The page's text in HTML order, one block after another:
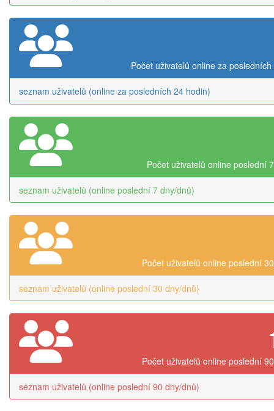
Počet uživatelů online za
seznam uživatelů (online za posledních 24 hodin)
Počet uživatelů online poslední
seznam uživatelů (online poslední 7 dny/dnů)
Počet uživatelů online poslední
seznam uživatelů (online poslední 30 dny/dnů)
Počet uživatelů online poslední
seznam uživatelů (online poslední 90 dny/dnů)